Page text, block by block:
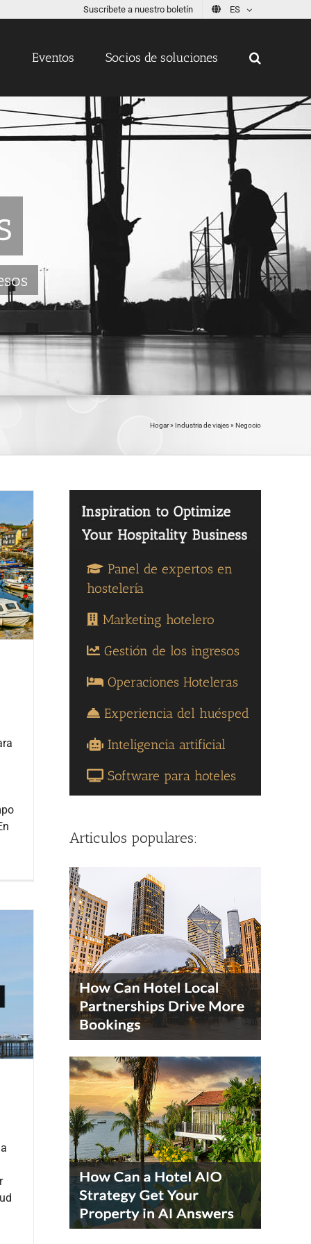
Suscríbete a nuestro boletín ES
Eventos Socios de soluciones
Hogar» Industria de viajes» Negocio
Panel de expertos en
hostelería
Marketing hotelero
Gestión de los ingresos
Operaciones Hoteleras
Experiencia del huésped
Inteligencia artificial
Software para hoteles
Articulos populares: